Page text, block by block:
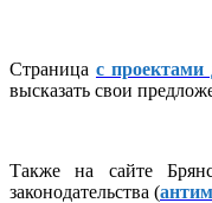
Страница с проектами
высказать свои
Также на сайте
законодательства (